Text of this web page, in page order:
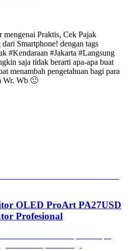
mengenai Praktis, Cek Pajak
Smartphone! dengan tags
#Kendaraan #Jakarta #Langsung
saja tidak berarti apa-apa buat
menambah pengetahuan bagi para
Wr. Wb 🙂
OLED ProArt PA27USD
Profesional